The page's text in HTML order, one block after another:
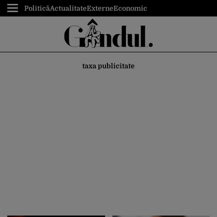
PoliticăActualitateExterneEconomic
taxa publicitate